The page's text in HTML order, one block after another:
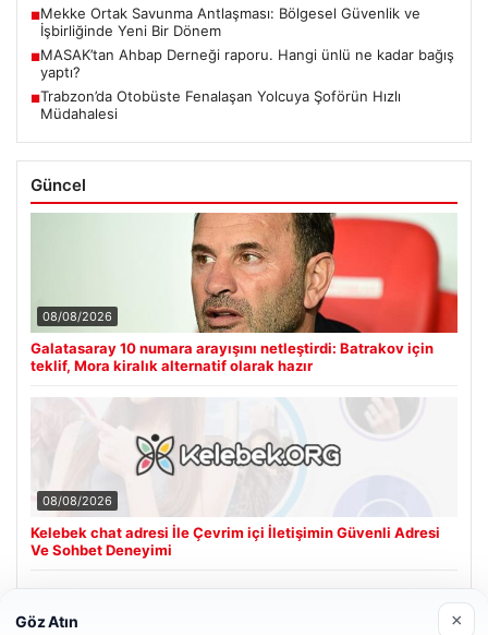
■Mekke Ortak Savunma Antlaşması: Bölgesel Güvenlik ve
İşbirliğinde Yeni Bir Dönem
■MASAK’tan Ahbap Derneği raporu. Hangi ünlü ne kadar bağış
yaptı?
■Trabzon’da Otobüste Fenalaşan Yolcuya Şoförün Hızlı
Müdahalesi
Güncel
08/08/2026
Galatasaray 10 numara arayışını netleştirdi: Batrakov için
teklif, Mora kiralık alternatif olarak hazır
08/08/2026
Kelebek chat adresi İle Çevrim içi İletişimin Güvenli Adresi
Ve Sohbet Deneyimi
Göz Atın ×